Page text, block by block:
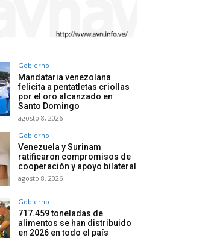
Gobierno
Mandataria venezolana
felicita a pentatletas criollas
por el oro alcanzado en
Santo Domingo
agosto 8, 2026
Gobierno
Venezuela y Surinam
ratificaron compromisos de
cooperación y apoyo bilateral
agosto 8, 2026
Gobierno
717.459 toneladas de
alimentos se han distribuido
en 2026 en todo el país